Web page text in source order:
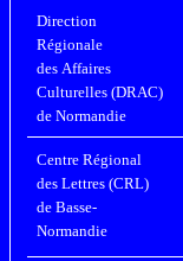
Direction
Régionale
des Affaires
Culturelles (DRAC)
de Normandie
Centre Régional
des Lettres (CRL)
de Basse-
Normandie